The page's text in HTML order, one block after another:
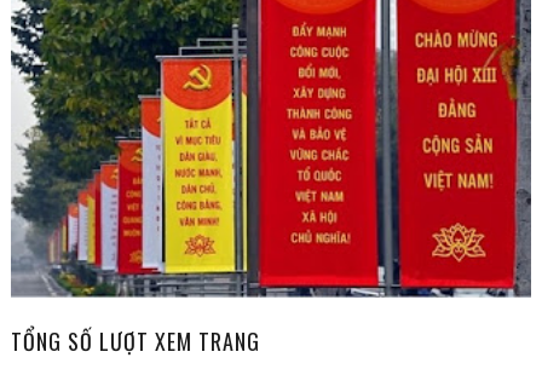
TỔNG SỐ LƯỢT XEM TRANG